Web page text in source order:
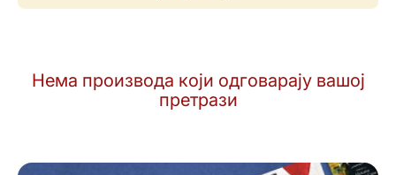
Нема производа који одговарају вашој
претрази